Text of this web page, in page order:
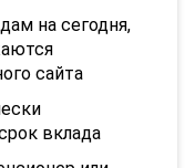
на сегодня,
сайта
вклада